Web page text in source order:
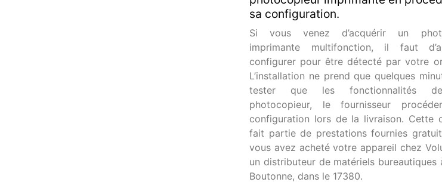
sa configuration.
Si vous venez d’acquérir un
imprimante multifonction, il faut
configurer pour être détecté par votre
L’installation ne prend que quelques
tester que les fonctionnalités
photocopieur, le fournisseur
configuration lors de la livraison. Cette
fait partie de prestations fournies
vous avez acheté votre appareil chez
un distributeur de matériels bureautiques
Boutonne, dans le 17380.